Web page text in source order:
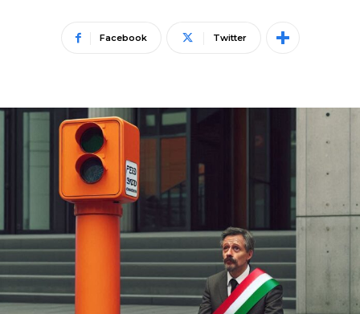
Facebook Twitter